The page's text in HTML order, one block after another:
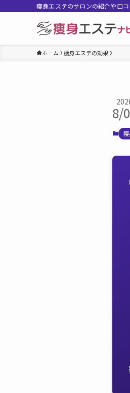
痩身エステのサロンの紹介や口
ホーム 痩身エステの効果
8/